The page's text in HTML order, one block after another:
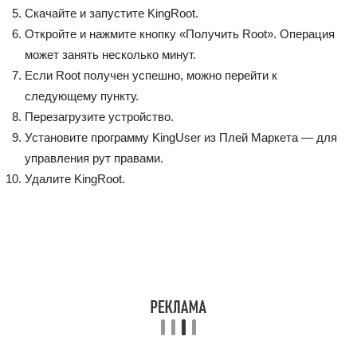
Скачайте и запустите KingRoot.
Откройте и нажмите кнопку «Получить Root». Операция
может занять несколько минут.
Если Root получен успешно, можно перейти к
следующему пункту.
Перезагрузите устройство.
Установите программу KingUser из Плей Маркета — для
управления рут правами.
Удалите KingRoot.